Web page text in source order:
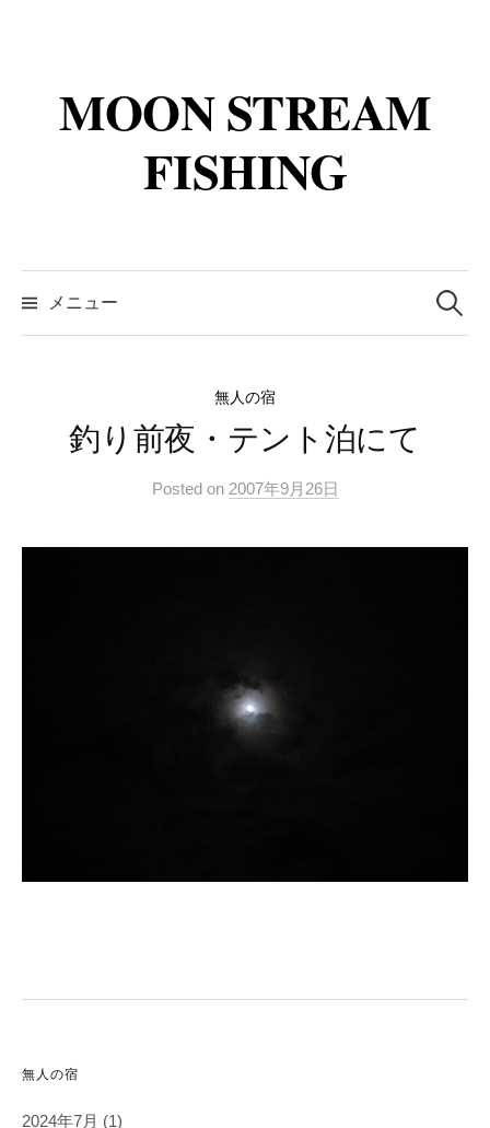
MOON STREAM
FISHING
メニュー
索:
無人の宿
釣り前夜・テント泊にて
Posted on 2007年9月26日
無人の宿
2024年7月 (1)